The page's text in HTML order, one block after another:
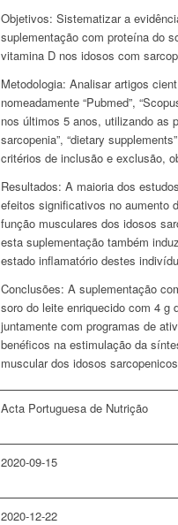
Objetivos: Sistematizar a
suplementação com proteína do
vitamina D nos idosos com
Metodologia: Analisar artigos
nomeadamente “Pubmed”,
nos últimos 5 anos, utilizando as
sarcopenia”, “dietary
critérios de inclusão e exclusão,
Resultados: A maioria dos
efeitos significativos no aumento
função musculares dos idosos
esta suplementação também
estado inflamatório destes
Conclusões: A suplementação
soro do leite enriquecido com 4 g
juntamente com programas de
benéficos na estimulação da
muscular dos idosos
Acta Portuguesa de Nutrição
2020-09-15
2020-12-22